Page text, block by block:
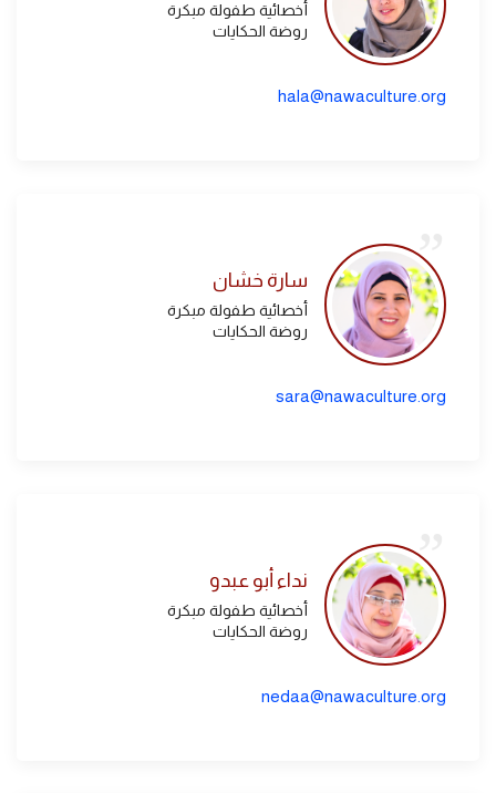
أخصائية طفولة مبكرة
روضة الحكايات
hala@nawaculture.org
سارة خشان
أخصائية طفولة مبكرة
روضة الحكايات
sara@nawaculture.org
نداء أبو عبدو
أخصائية طفولة مبكرة
روضة الحكايات
nedaa@nawaculture.org